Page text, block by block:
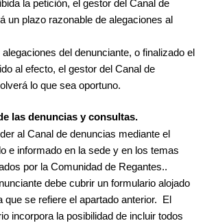
la petición, el gestor del Canal de
un plazo razonable de alegaciones al
del denunciante, o finalizado el
al efecto, el gestor del Canal de
lo que sea oportuno.
las denuncias y consultas.
al Canal de denuncias mediante el
e informado en la sede y en los temas
por la Comunidad de Regantes..
debe cubrir un formulario alojado
que se refiere el apartado anterior. El
incorpora la posibilidad de incluir todos